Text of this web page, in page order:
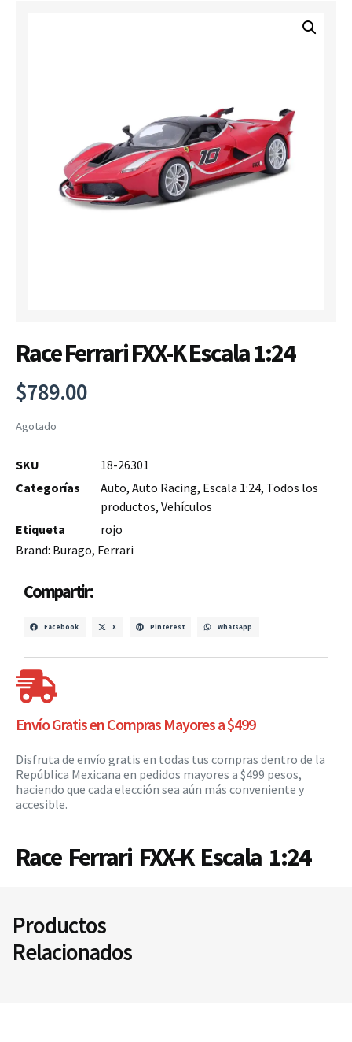
Race Ferrari FXX-K Escala 1:24
$789.00
Agotado
SKU
18-26301
Categorías
Auto, Auto Racing, Escala 1:24, Todos los
productos, Vehículos
Etiqueta
rojo
Brand: Burago, Ferrari
Compartir:
Facebook X Pinterest WhatsApp
Envío Gratis en Compras Mayores a $499
Disfruta de envío gratis en todas tus compras dentro de la
República Mexicana en pedidos mayores a $499 pesos,
haciendo que cada elección sea aún más conveniente y
accesible.
Race Ferrari FXX-K Escala 1:24
Productos
Relacionados